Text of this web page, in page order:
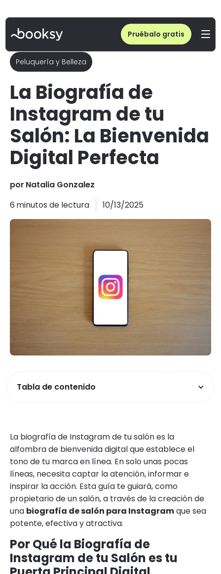
Pruébalo gratis
Peluquería y Belleza
La Biografía de
Instagram de tu
Salón: La Bienvenida
Digital Perfecta
por Natalia Gonzalez
6 minutos de lectura 10/13/2025
Tabla de contenido
La biografía de Instagram de tu salón es la
alfombra de bienvenida digital que establece el
tono de tu marca en línea. En solo unas pocas
líneas, necesita captar la atención, informar e
inspirar la acción. Esta guía te guiará, como
propietario de un salón, a través de la creación de
una biografía de salón para Instagramque sea
potente, efectiva y atractiva.
Por Qué la Biografía de
Instagram de tu Salón es tu